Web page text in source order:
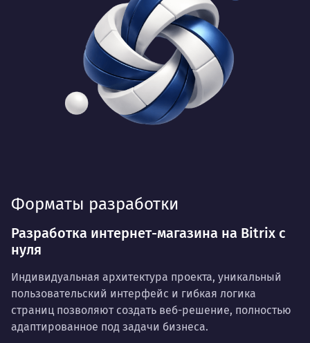
Форматы разработки
Разработка интернет-магазина на Bitrix с
нуля
Индивидуальная архитектура проекта, уникальный
пользовательский интерфейс и гибкая логика
страниц позволяют создать веб-решение, полностью
адаптированное под задачи бизнеса.